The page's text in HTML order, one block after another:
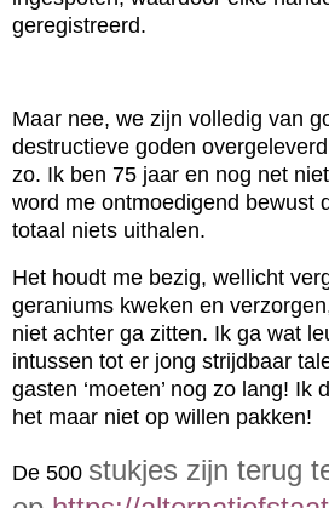
geregistreerd.
Maar nee, we zijn volledig van
destructieve goden
zo. Ik ben 75 jaar en nog net
word me ontmoedigend bewust
totaal niets uithalen.
Het houdt me bezig, wellicht
geraniums kweken en
niet achter ga zitten. Ik ga wat
intussen tot er jong strijdbaar
gasten ‘moeten’ nog zo lang! Ik
het maar niet op willen pakken!
De 500 stukjes zijn terug